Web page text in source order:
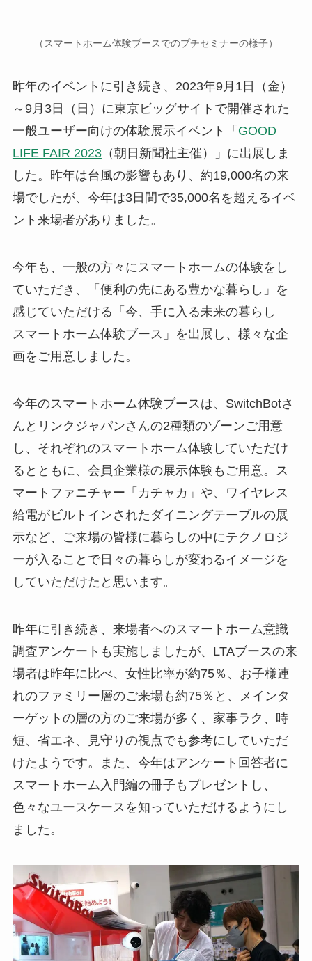
（スマートホーム体験ブースでのプチセミナーの様子）
昨年のイベントに引き続き、2023年9月1日（金）
～9月3日（日）に東京ビッグサイトで開催された
一般ユーザー向けの体験展示イベント「 GOOD
LIFE FAIR 2023（朝日新聞社主催）」に出展しま
した。昨年は台風の影響もあり、約19,000名の来
場でしたが、今年は3日間で35,000名を超えるイベ
ント来場者がありました。
今年も、一般の方々にスマートホームの体験をし
ていただき、「便利の先にある豊かな暮らし」を
感じていただける「今、手に入る未来の暮らし
スマートホーム体験ブース」を出展し、様々な企
画をご用意しました。
今年のスマートホーム体験ブースは、SwitchBotさ
んとリンクジャパンさんの2種類のゾーンご用意
し、それぞれのスマートホーム体験していただけ
るとともに、会員企業様の展示体験もご用意。ス
マートファニチャー「カチャカ」や、ワイヤレス
給電がビルトインされたダイニングテーブルの展
示など、ご来場の皆様に暮らしの中にテクノロジ
ーが入ることで日々の暮らしが変わるイメージを
していただけたと思います。
昨年に引き続き、来場者へのスマートホーム意識
調査アンケートも実施しましたが、LTAブースの来
場者は昨年に比べ、女性比率が約75％、お子様連
れのファミリー層のご来場も約75％と、メインタ
ーゲットの層の方のご来場が多く、家事ラク、時
短、省エネ、見守りの視点でも参考にしていただ
けたようです。また、今年はアンケート回答者に
スマートホーム入門編の冊子もプレゼントし、
色々なユースケースを知っていただけるようにし
ました。